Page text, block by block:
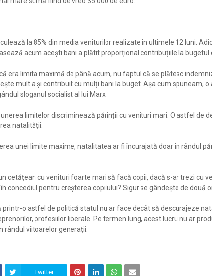
la 85% din media veniturilor realizate în ultimele 12 luni.
acum acești bani a plătit proporțional contribuțiile la bugetul
era limita maximă de până acum, nu faptul că se plătesc
mult a și contribuit cu mulți bani la buget. Așa cum spuneam, o
sloganul socialist al lui Marx.
limitelor discriminează părinții cu venituri mari. O astfel de
natalității.
unei limite maxime, natalitatea ar fi încurajată doar în rândul
cetățean cu venituri foarte mari să facă copii, dacă s-ar trezi cu
concediul pentru creșterea copilului? Sigur se gândește de două
printr-o astfel de politică statul nu ar face decât să descurajeze
profesiilor liberale. Pe termen lung, acest lucru nu ar
rândul viitoarelor generații.
Twitter